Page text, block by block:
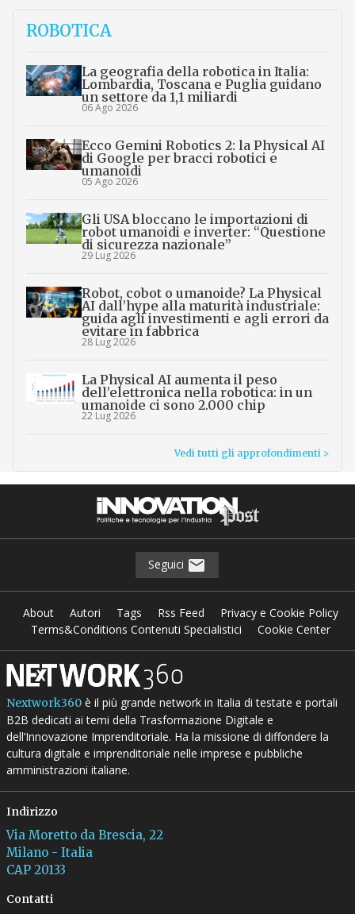
ROBOTICA
La geografia della robotica in Italia:
Lombardia, Toscana e Puglia guidano
un settore da 1,1 miliardi
06 Ago 2026
Ecco Gemini Robotics 2: la Physical AI
di Google per bracci robotici e
umanoidi
05 Ago 2026
Gli USA bloccano le importazioni di
robot umanoidi e inverter: “Questione
di sicurezza nazionale”
29 Lug 2026
Robot, cobot o umanoide? La Physical
AI dall’hype alla maturità industriale:
guida agli investimenti e agli errori da
evitare in fabbrica
28 Lug 2026
La Physical AI aumenta il peso
dell’elettronica nella robotica: in un
umanoide ci sono 2.000 chip
22 Lug 2026
Vedi tutti gli approfondimenti >
Seguici
About Autori Tags Rss Feed
Privacy e Cookie Policy
Terms&Conditions Contenuti Specialistici
Cookie Center
Nextwork360è il più grande network in Italia di testate e portali
B2B dedicati ai temi della Trasformazione Digitale e
dell’Innovazione Imprenditoriale. Ha la missione di diffondere la
cultura digitale e imprenditoriale nelle imprese e pubbliche
amministrazioni italiane.
Indirizzo
Via Moretto da Brescia, 22
Milano - Italia
CAP 20133
Contatti